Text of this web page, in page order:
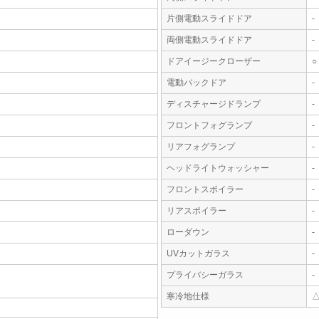
片側電動スライドドア -
両側電動スライドドア -
ドアイージークローザー ○
電動バックドア -
ディスチャージドランプ -
フロントフォグランプ -
リアフォグランプ -
ヘッドライトウォッシャー -
フロントスポイラー -
リアスポイラー -
ローダウン -
UVカットガラス -
プライバシーガラス -
寒冷地仕様